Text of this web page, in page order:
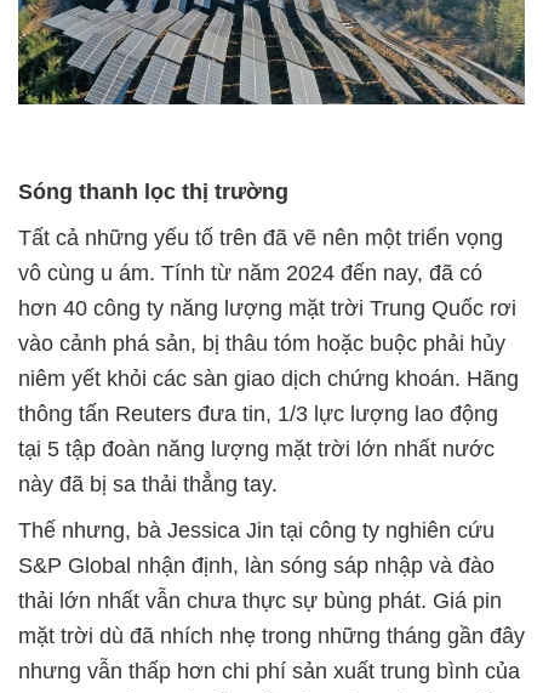
Sóng thanh lọc thị trường
Tất cả những yếu tố trên đã vẽ nên một triển vọng
vô cùng u ám. Tính từ năm 2024 đến nay, đã có
hơn 40 công ty năng lượng mặt trời Trung Quốc rơi
vào cảnh phá sản, bị thâu tóm hoặc buộc phải hủy
niêm yết khỏi các sàn giao dịch chứng khoán. Hãng
thông tấn Reuters đưa tin, 1/3 lực lượng lao động
tại 5 tập đoàn năng lượng mặt trời lớn nhất nước
này đã bị sa thải thẳng tay.
Thế nhưng, bà Jessica Jin tại công ty nghiên cứu
S&P Global nhận định, làn sóng sáp nhập và đào
thải lớn nhất vẫn chưa thực sự bùng phát. Giá pin
mặt trời dù đã nhích nhẹ trong những tháng gần đây
nhưng vẫn thấp hơn chi phí sản xuất trung bình của